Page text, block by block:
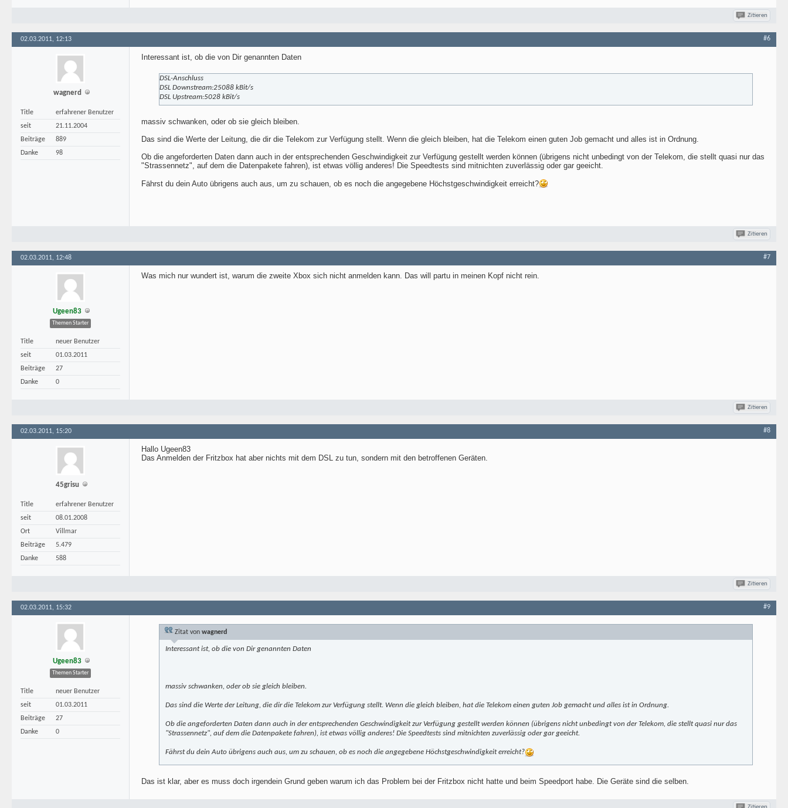
Zitieren
02.03.2011, 12:13 #6
wagnerd
Title
erfahrener Benutzer
seit
21.11.2004
Beiträge
889
Danke
98
Interessant ist, ob die von Dir genannten Daten
DSL-Anschluss
DSL Downstream:25088 kBit/s
DSL Upstream:5028 kBit/s
massiv schwanken, oder ob sie gleich bleiben.
Das sind die Werte der Leitung, die dir die Telekom zur Verfügung stellt. Wenn die gleich bleiben, hat die Telekom einen guten Job gemacht und alles ist in Ordnung.
Ob die angeforderten Daten dann auch in der entsprechenden Geschwindigkeit zur Verfügung gestellt werden können (übrigens nicht unbedingt von der Telekom, die stellt quasi nur das
"Strassennetz", auf dem die Datenpakete fahren), ist etwas völlig anderes! Die Speedtests sind mitnichten zuverlässig oder gar geeicht.
Fährst du dein Auto übrigens auch aus, um zu schauen, ob es noch die angegebene Höchstgeschwindigkeit erreicht?
Zitieren
02.03.2011, 12:48 #7
Ugeen83
Themen Starter
Title
neuer Benutzer
seit
01.03.2011
Beiträge
27
Danke
0
Was mich nur wundert ist, warum die zweite Xbox sich nicht anmelden kann. Das will partu in meinen Kopf nicht rein.
Zitieren
02.03.2011, 15:20 #8
45grisu
Title
erfahrener Benutzer
seit
08.01.2008
Ort
Villmar
Beiträge
5.479
Danke
588
Hallo Ugeen83
Das Anmelden der Fritzbox hat aber nichts mit dem DSL zu tun, sondern mit den betroffenen Geräten.
Zitieren
02.03.2011, 15:32 #9
Ugeen83
Themen Starter
Title
neuer Benutzer
seit
01.03.2011
Beiträge
27
Danke
0
Zitat von wagnerd
Interessant ist, ob die von Dir genannten Daten
massiv schwanken, oder ob sie gleich bleiben.
Das sind die Werte der Leitung, die dir die Telekom zur Verfügung stellt. Wenn die gleich bleiben, hat die Telekom einen guten Job gemacht und alles ist in Ordnung.
Ob die angeforderten Daten dann auch in der entsprechenden Geschwindigkeit zur Verfügung gestellt werden können (übrigens nicht unbedingt von der Telekom, die stellt quasi nur das
"Strassennetz", auf dem die Datenpakete fahren), ist etwas völlig anderes! Die Speedtests sind mitnichten zuverlässig oder gar geeicht.
Fährst du dein Auto übrigens auch aus, um zu schauen, ob es noch die angegebene Höchstgeschwindigkeit erreicht?
Das ist klar, aber es muss doch irgendein Grund geben warum ich das Problem bei der Fritzbox nicht hatte und beim Speedport habe. Die Geräte sind die selben.